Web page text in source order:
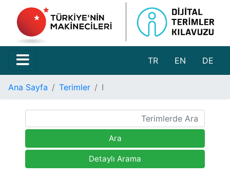
TR EN DE
Ana Sayfa Terimler I
Ara
Detaylı Arama